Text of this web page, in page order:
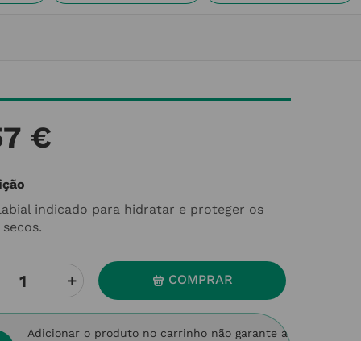
€
indicado para hidratar e proteger os
＋ COMPRAR
Adicionar o produto no carrinho não garante a